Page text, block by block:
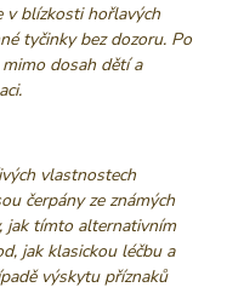
v blízkosti hořlavých
tyčinky bez dozoru. Po
dosah dětí a
vlastnostech
čerpány ze známých
jak tímto alternativním
jak klasickou léčbu a
výskytu příznaků